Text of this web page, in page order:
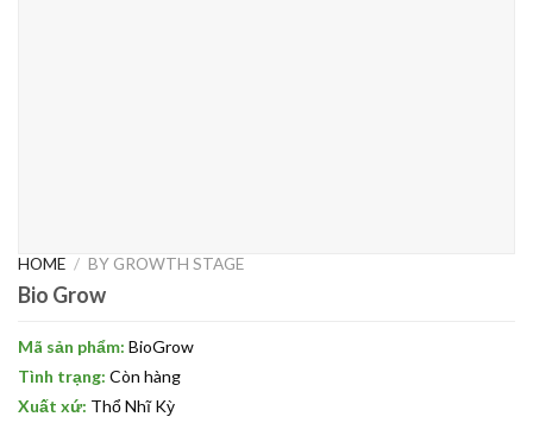
HOME / BY GROWTH STAGE
Bio Grow
Mã sản phẩm: BioGrow
Tình trạng: Còn hàng
Xuất xứ: Thổ Nhĩ Kỳ